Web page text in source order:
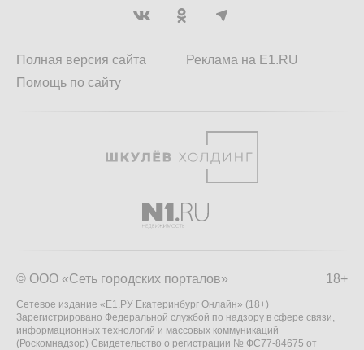
Полная версия сайта
Помощь по сайту
Реклама на E1.RU
18+
© ООО «Сеть городских порталов»
Сетевое издание «Е1.РУ Екатеринбург Онлайн» (18+)
Зарегистрировано Федеральной службой по надзору в сфере связи,
информационных технологий и массовых коммуникаций
(Роскомнадзор) Свидетельство о регистрации № ФС77-84675 от